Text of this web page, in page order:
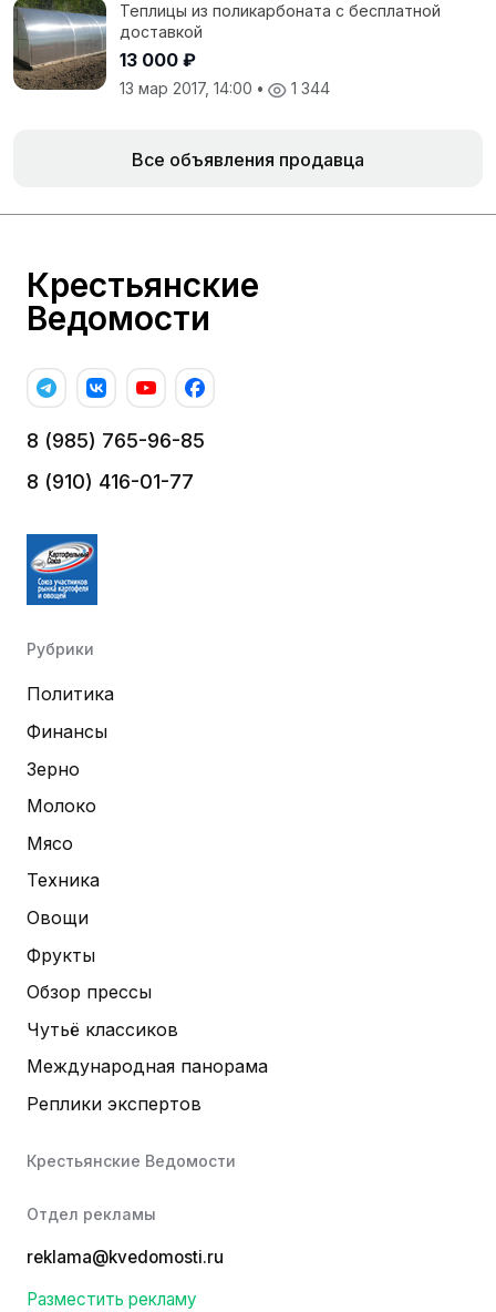
Теплицы из поликарбоната с бесплатной
доставкой
13 000 ₽
13 мар 2017, 14:00 • 1 344
Все объявления продавца
Крестьянские
Ведомости
8 (985) 765-96-85
8 (910) 416-01-77
Рубрики
Политика
Финансы
Зерно
Молоко
Мясо
Техника
Овощи
Фрукты
Обзор прессы
Чутьё классиков
Международная панорама
Реплики экспертов
Крестьянские Ведомости
Отдел рекламы
reklama@kvedomosti.ru
Разместить рекламу